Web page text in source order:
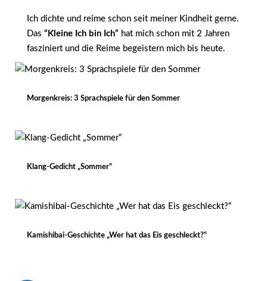
Ich dichte und reime schon seit meiner Kindheit gerne.
Das “Kleine Ich bin Ich” hat mich schon mit 2 Jahren
fasziniert und die Reime begeistern mich bis heute.
Morgenkreis: 3 Sprachspiele für den Sommer
Klang-Gedicht „Sommer“
Kamishibai-Geschichte „Wer hat das Eis geschleckt?“